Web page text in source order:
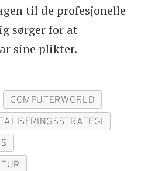
til de profesjonelle
sørger for at
sine plikter.
COMPUTERWORLD